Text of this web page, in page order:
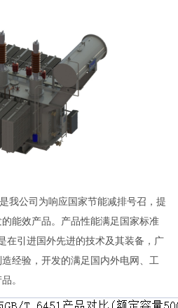
我公司为响应国家节能减排号召，提
能效产品。产品性能满足国家标准
在引进国外先进的技术及其装备，广
经验，开发的满足国内外电网、工
。